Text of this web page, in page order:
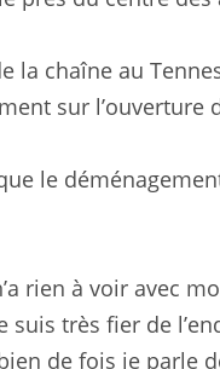
la chaîne au
sur l’ouverture
le
rien à voir avec
suis très fier de
de fois je parle